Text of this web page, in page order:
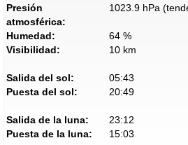
Presión
atmosférica:
1023.9 hPa
Humedad:
64 %
Visibilidad:
10 km
Salida del sol:
05:43
Puesta del sol:
20:49
Salida de la luna:
23:12
Puesta de la luna:
15:03